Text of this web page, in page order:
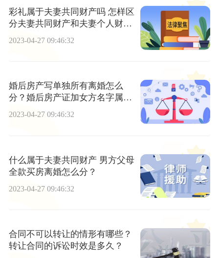
彩礼属于夫妻共同财产吗 怎样区
分夫妻共同财产和夫妻个人财
2023-04-27 09:46:32
婚后房产写单独所有离婚怎么
分？婚后房产证加女方名字属于
共同财产吗？
2023-04-27 09:46:32
什么属于夫妻共同财产 男方父母
全款买房离婚怎么分？
2023-04-27 09:46:32
合同不可以转让的情形有哪些？
转让合同的诉讼时效是多久？